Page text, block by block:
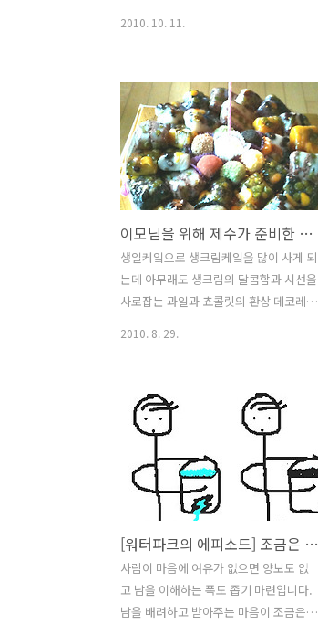
스에게 감사를 드립..
아이들 그리고 제수씨 여동생 내외가 일
을 시작하고 있더라구요. 고구마는 여러
분도 잘 아시듯이 식이섬유가 풍부하고
포만감을 주기 때문에 다이어트로 활용하
시면 좋습니다. 또한 각종 비타민과 단백
질, 칼륨을 함유하고 있어 성장기에 있는
어린이에게 아주 좋은 영양식품입니다.
그럼 한번 깨볼가요. 호미와 삽을 그리고
장갑을 준비해서 줄기를 먼저 걷어내었습
니다. 엄청 많죠. 형제들이 모여서 고구마
줄기를 걷어내고 호미로 조심스럽게 캐기
있고 너무 커버..
2010. 10. 11.
이모님을 위해 제수가 준비한 생일케잌과 주차장에서 흘리신 이모님의 눈물
생일케잌으로 생크림케잌을 많이 사게 되
는데 아무래도 생크림의 달콤함과 시선을
사로잡는 과일과 쵸콜릿의 환상 데코레이
아이폰을 만지작거리다 이런저런 사진을
보게 되었어요. 그 중에 떡케잌 사진을 보
고 이모님의 생신날 가슴 찡했던 사연을
올려봅니다. 생크림에 대한 선입견 그런
데 전 생크림을 그다지 좋아하지 않는답
니다. 왜냐구요. 다른걸 많이 먹으면서도
유독 살이 찔것 같다는 생각이 들어서죠.
1년에 몇번을 먹은 생크림케잌인데도 말
이죠. 웃기죠. 그래서 한동안은 고구마케
잌을 선호하게 되었어요. 일단은 생크림
이 있어도 그다지 많지 않고 부담이 없어
2010. 8. 29.
[워터파크의 에피소드] 조금은 손해보는 듯이 살아도 결국은 손해보는게 아닐 수 도 있다.
사람이 마음에 여유가 없으면 양보도 없
고 남을 이해하는 폭도 좁기 마련입니다.
남을 배려하고 받아주는 마음이 조금은